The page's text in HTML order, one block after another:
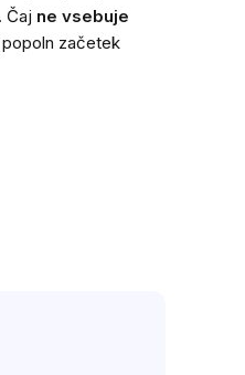
. Čaj ne vsebuje
začetek